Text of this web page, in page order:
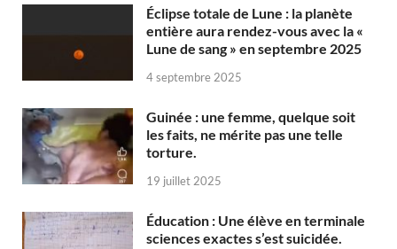
Éclipse totale de Lune : la planète
entière aura rendez-vous avec la «
Lune de sang » en septembre 2025
4 septembre 2025
Guinée : une femme, quelque soit
les faits, ne mérite pas une telle
torture.
19 juillet 2025
Éducation : Une élève en terminale
sciences exactes s’est suicidée.